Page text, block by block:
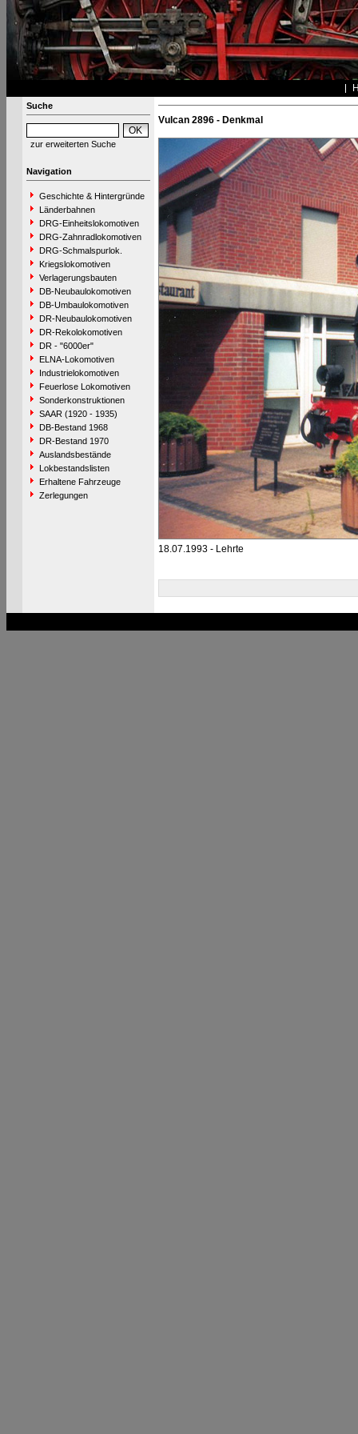
Suche
zur erweiterten Suche
Navigation
Geschichte & Hintergründe
Länderbahnen
DRG-Einheitslokomotiven
DRG-Zahnradlokomotiven
DRG-Schmalspurlok.
Kriegslokomotiven
Verlagerungsbauten
DB-Neubaulokomotiven
DB-Umbaulokomotiven
DR-Neubaulokomotiven
DR-Rekolokomotiven
DR - "6000er"
ELNA-Lokomotiven
Industrielokomotiven
Feuerlose Lokomotiven
Sonderkonstruktionen
SAAR (1920 - 1935)
DB-Bestand 1968
DR-Bestand 1970
Auslandsbestände
Lokbestandslisten
Erhaltene Fahrzeuge
Zerlegungen
Vulcan 2896 - Denkmal
18.07.1993 - Lehrte